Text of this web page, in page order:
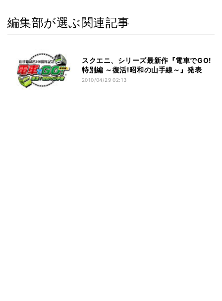
編集部が選ぶ関連記事
スクエニ、シリーズ最新作『電車でGO!
特別編 ～復活!昭和の山手線～』発表
2010/04/29 02:13